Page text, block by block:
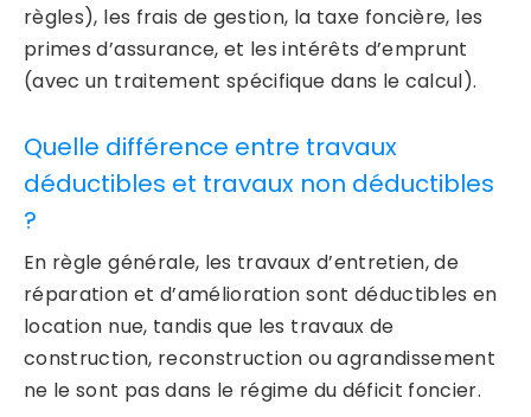
règles), les frais de gestion, la taxe foncière, les
primes d’assurance, et les intérêts d’emprunt
(avec un traitement spécifique dans le calcul).
Quelle différence entre travaux
déductibles et travaux non déductibles
?
En règle générale, les travaux d’entretien, de
réparation et d’amélioration sont déductibles en
location nue, tandis que les travaux de
construction, reconstruction ou agrandissement
ne le sont pas dans le régime du déficit foncier.